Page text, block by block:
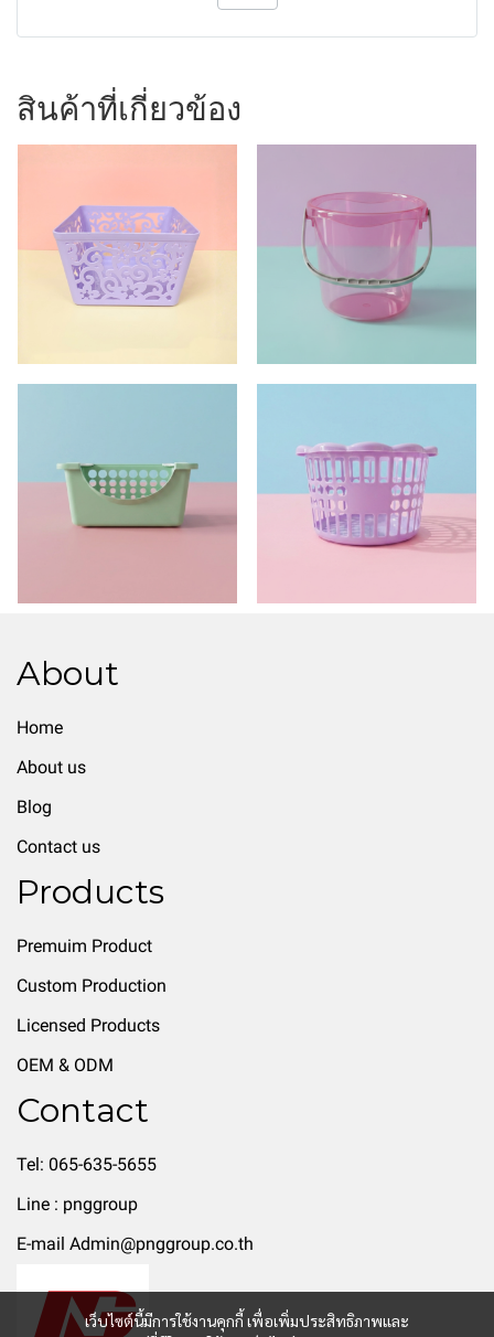
สินค้าที่เกี่ยวข้อง
เว็บไซต์นี้มีการใช้งานคุกกี้ เพื่อเพิ่มประสิทธิภาพและ
About
Home
About us
Blog
Contact us
Products
Premuim Product
Custom Production
Licensed Products
OEM & ODM
Contact
Tel: 065-635-5655
Line : pnggroup
E-mail Admin@pnggroup.co.th